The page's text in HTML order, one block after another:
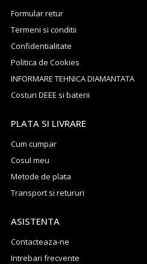
Formular retur
Termeni si conditii
Confidentialitate
Politica de Cookies
INFORMARE TEHNICA DIAMANTATA
Costuri DEEE si baterii
PLATA SI LIVRARE
Cum cumpar
Cosul meu
Metode de plata
Transport si retururi
ASISTENTA
Contacteaza-ne
Intrebari frecvente